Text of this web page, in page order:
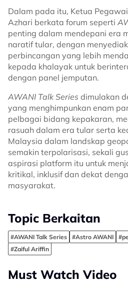
Dalam pada itu, Ketua
Azhari berkata forum seperti
penting dalam mendepani era
naratif tular, dengan
perbincangan yang lebih
kepada khalayak untuk
dengan panel jemputan.
AWANI Talk Series dimulakan
yang menghimpunkan enam
pelbagai bidang kepakaran,
rasuah dalam era tular serta
Malaysia dalam landskap
semakin terpolarisasi, sekali
aspirasi platform itu untuk
kritikal, inklusif dan dekat
masyarakat.
Topic Berkaitan
#AWANI Talk Series #Astro AWANI
#Zaiful Ariffin
Must Watch Video